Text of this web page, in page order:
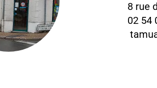
8 rue du Pont
02 54 00 24 87